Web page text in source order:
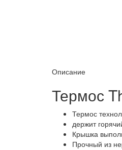
Описание
Термос
Термос
держит
Крышка
Прочный из